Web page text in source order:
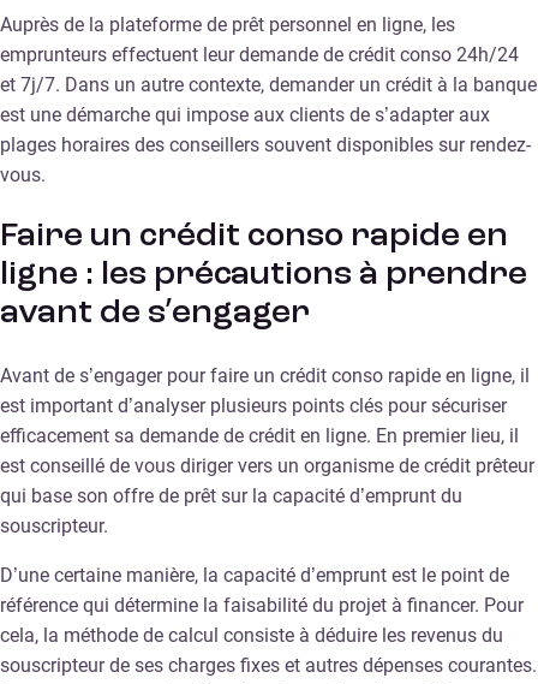
Auprès de la plateforme de prêt personnel en ligne, les
emprunteurs effectuent leur demande de crédit conso 24h/24
et 7j/7. Dans un autre contexte, demander un crédit à la banque
est une démarche qui impose aux clients de s’adapter aux
plages horaires des conseillers souvent disponibles sur rendez-
vous.
Faire un crédit conso rapide en
ligne : les précautions à prendre
avant de s’engager
Avant de s’engager pour faire un crédit conso rapide en ligne, il
est important d’analyser plusieurs points clés pour sécuriser
efficacement sa demande de crédit en ligne. En premier lieu, il
est conseillé de vous diriger vers un organisme de crédit prêteur
qui base son offre de prêt sur la capacité d’emprunt du
souscripteur.
D’une certaine manière, la capacité d’emprunt est le point de
référence qui détermine la faisabilité du projet à financer. Pour
cela, la méthode de calcul consiste à déduire les revenus du
souscripteur de ses charges fixes et autres dépenses courantes.